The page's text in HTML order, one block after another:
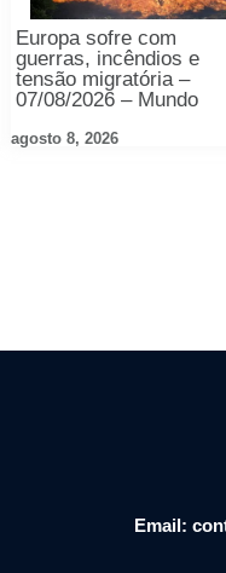
Europa sofre com
guerras, incêndios e
tensão migratória –
07/08/2026 – Mundo
agosto 8, 2026
Email: